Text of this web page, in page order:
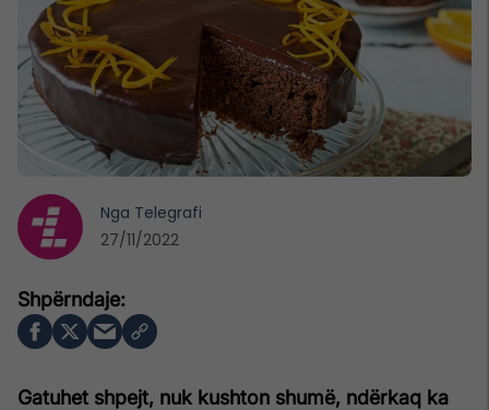
Gatuhet shpejt, nuk kushton shumë, ndërkaq ka
Nga Telegrafi
27/11/2022